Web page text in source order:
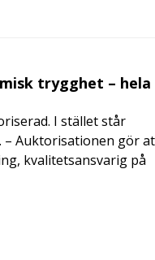
trygghet – hela
I stället står
Auktorisationen gör
kvalitetsansvarig på